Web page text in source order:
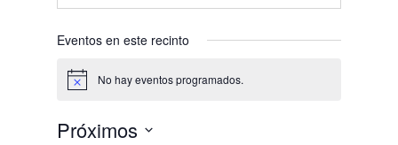
Eventos en este recinto
Aviso No hay eventos programados.
Próximos